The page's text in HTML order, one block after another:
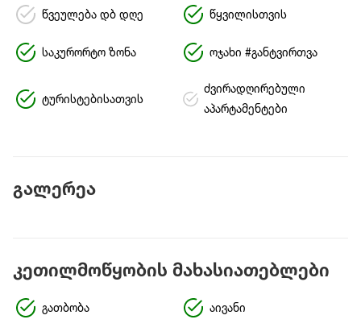
წვეულება დბ დღე წყვილისთვის
საკურორტო ზონა ოჯახი #განტვირთვა
ტურისტებისათვის
ძვირადღირებული
აპარტამენტები
გალერეა
კეთილმოწყობის მახასიათებლები
გათბობა აივანი